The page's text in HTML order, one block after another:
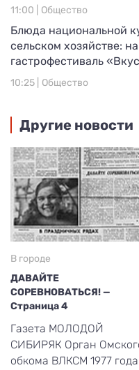
11:00 | Общество
Блюда национальной
сельском хозяйстве:
гастрофестиваль
10:25 | Общество
Другие новости
В городе
ДАВАЙТЕ
СОРЕВНОВАТЬСЯ! —
Страница 4
Газета МОЛОДОЙ
СИБИРЯК Орган
обкома ВЛКСМ 1977